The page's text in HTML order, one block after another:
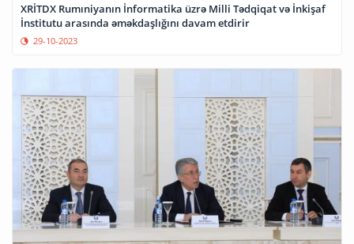
XRİTDX Rumıniyanın İnformatika üzrə Milli Tədqiqat və İnkişaf
İnstitutu arasında əməkdaşlığını davam etdirir
29-10-2023